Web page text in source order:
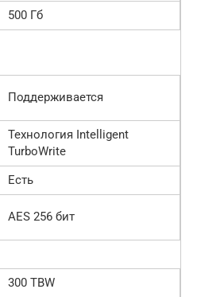
500 Гб
Поддерживается
Технология Intelligent
TurboWrite
Есть
AES 256 бит
300 TBW